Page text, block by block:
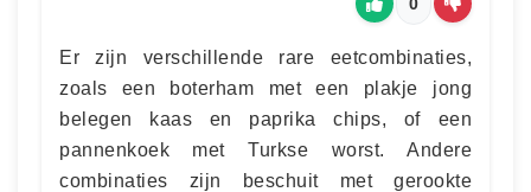
Er zijn verschillende rare eetcombinaties,
zoals een boterham met een plakje jong
belegen kaas en paprika chips, of een
pannenkoek met Turkse worst. Andere
combinaties zijn beschuit met gerookte